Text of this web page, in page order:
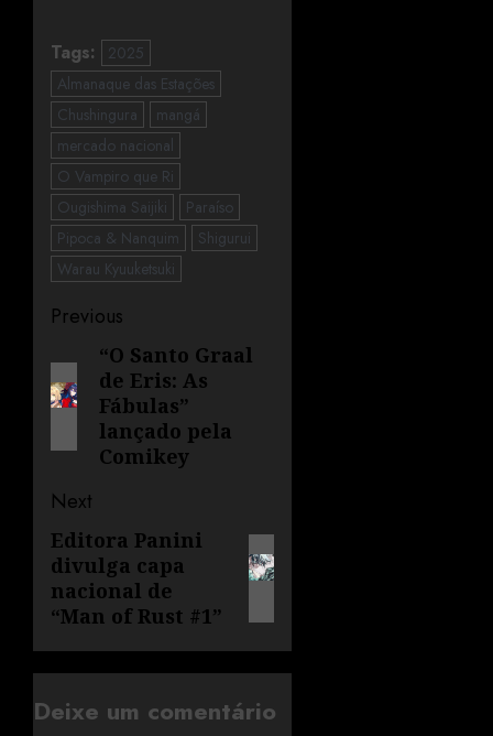
Tags:
2025
Almanaque das Estações
Chushingura
mangá
mercado nacional
O Vampiro que Ri
Ougishima Saijiki
Paraíso
Pipoca & Nanquim
Shigurui
Warau Kyuuketsuki
Previous
“O Santo Graal
de Eris: As
Fábulas”
lançado pela
Comikey
Next
Editora Panini
divulga capa
nacional de
“Man of Rust #1”
Deixe um comentário